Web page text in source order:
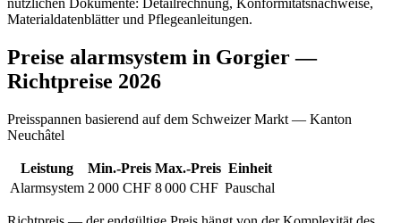
nützlichen Dokumente: Detailrechnung, Konformitätsnachweise,
Materialdatenblätter und Pflegeanleitungen.
Preise alarmsystem in Gorgier —
Richtpreise 2026
Preisspannen basierend auf dem Schweizer Markt — Kanton
Neuchâtel
Leistung Min.-Preis Max.-Preis Einheit
Alarmsystem 2 000 CHF 8 000 CHF Pauschal